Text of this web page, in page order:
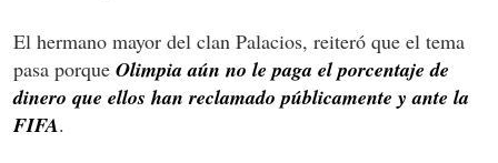
El hermano mayor del clan Palacios, reiteró que el tema
pasa porque Olimpia aún no le paga el porcentaje de
dinero que ellos han reclamado públicamente y ante la
FIFA.